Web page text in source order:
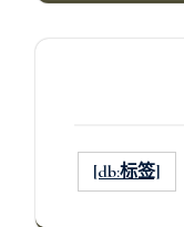
[db:标签]